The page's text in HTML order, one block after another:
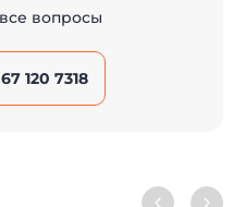
вопросы
120 7318